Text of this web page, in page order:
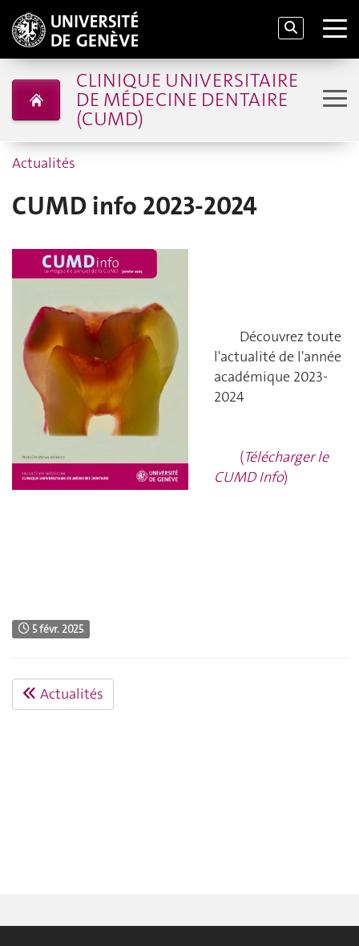
CLINIQUE UNIVERSITAIRE
DE MÉDECINE DENTAIRE
(CUMD)
Actualités
CUMD info 2023-2024
Découvrez toute
l'actualité de l'année
académique 2023-
2024
(Télécharger le
CUMD Info)
5 févr. 2025
Actualités